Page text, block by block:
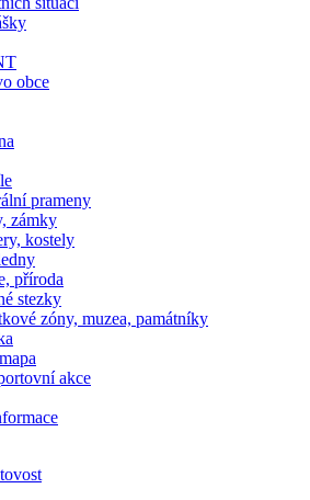
obce
prameny
zámky
kostely
příroda
stezky
zóny, muzea, památníky
akce